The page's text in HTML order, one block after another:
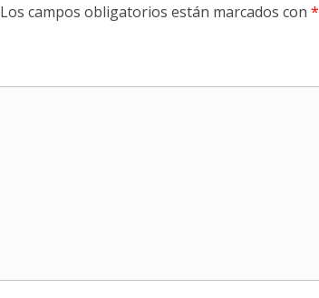
Los campos obligatorios están marcados con *